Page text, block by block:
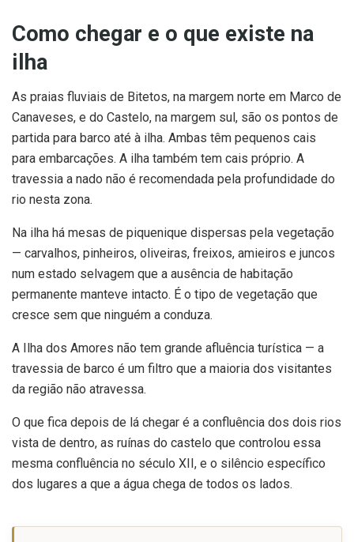
Como chegar e o que existe na
ilha
As praias fluviais de Bitetos, na margem norte em Marco de
Canaveses, e do Castelo, na margem sul, são os pontos de
partida para barco até à ilha. Ambas têm pequenos cais
para embarcações. A ilha também tem cais próprio. A
travessia a nado não é recomendada pela profundidade do
rio nesta zona.
Na ilha há mesas de piquenique dispersas pela vegetação
— carvalhos, pinheiros, oliveiras, freixos, amieiros e juncos
num estado selvagem que a ausência de habitação
permanente manteve intacto. É o tipo de vegetação que
cresce sem que ninguém a conduza.
A Ilha dos Amores não tem grande afluência turística — a
travessia de barco é um filtro que a maioria dos visitantes
da região não atravessa.
O que fica depois de lá chegar é a confluência dos dois rios
vista de dentro, as ruínas do castelo que controlou essa
mesma confluência no século XII, e o silêncio específico
dos lugares a que a água chega de todos os lados.